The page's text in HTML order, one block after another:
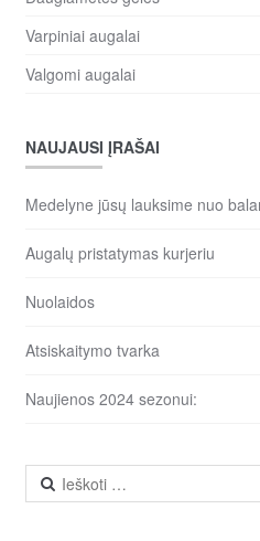
Varpiniai augalai
Valgomi augalai
NAUJAUSI ĮRAŠAI
Medelyne jūsų lauksime nuo
Augalų pristatymas kurjeriu
Nuolaidos
Atsiskaitymo tvarka
Naujienos 2024 sezonui:
Ieškoti: